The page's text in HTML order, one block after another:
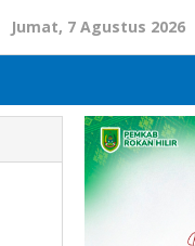
Jumat, 7 Agustus 2026